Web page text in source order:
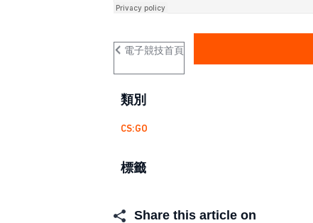
電子競技首頁
類別
CS:GO
標籤
Share this article on